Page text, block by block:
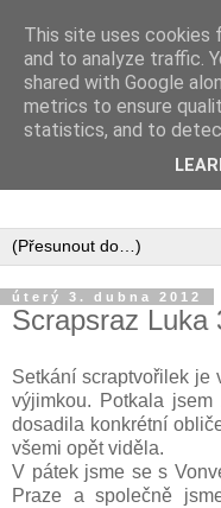
úterý 3. dubna 2012
Scrapsraz Luka
Setkání scraptvořilek je
výjimkou. Potkala
dosadila konkrétní
všemi opět viděla.
V pátek jsme se s
Praze a společně
This site uses cookies
and to analyze traffic.
shared with Google
metrics to ensure
statistics, and to